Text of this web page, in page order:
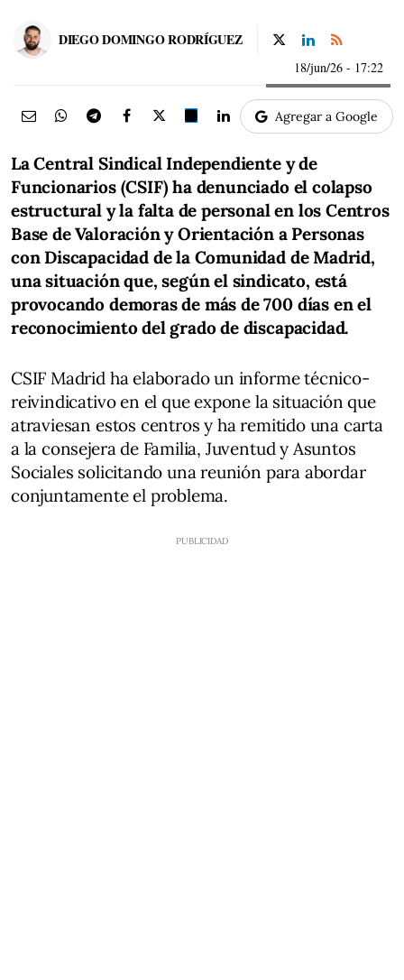
DIEGO DOMINGO RODRÍGUEZ
18/jun/26 - 17:22
Agregar a Google
La Central Sindical Independiente y de
Funcionarios (CSIF) ha denunciado el colapso
estructural y la falta de personal en los Centros
Base de Valoración y Orientación a Personas
con Discapacidad de la Comunidad de Madrid,
una situación que, según el sindicato, está
provocando demoras de más de 700 días en el
reconocimiento del grado de discapacidad.
CSIF Madrid ha elaborado un informe técnico-
reivindicativo en el que expone la situación que
atraviesan estos centros y ha remitido una carta
a la consejera de Familia, Juventud y Asuntos
Sociales solicitando una reunión para abordar
conjuntamente el problema.